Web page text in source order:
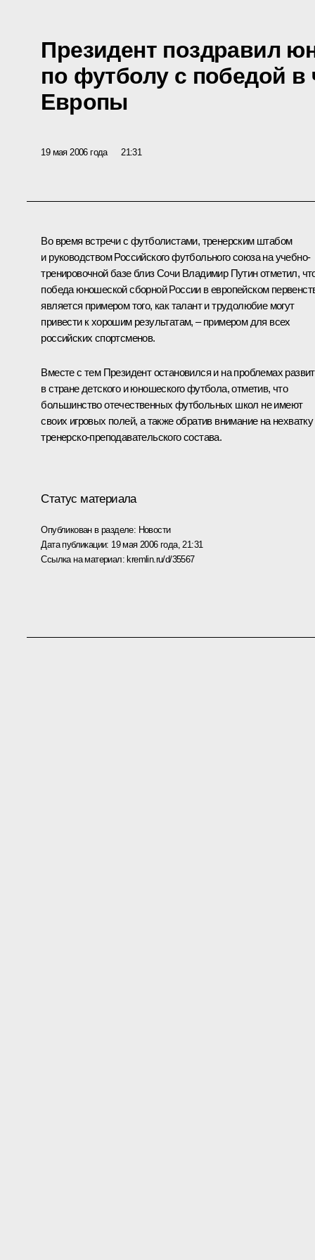
Президент поздравил
по футболу с победой в
Европы
19 мая 2006 года 21:31
Во время встречи с футболистами, тренерским штабом
и руководством Российского футбольного союза на учебно-
тренировочной базе близ Сочи Владимир Путин отметил,
победа юношеской сборной России в европейском
является примером того, как талант и трудолюбие могут
привести к хорошим результатам, – примером для всех
российских спортсменов.
Вместе с тем Президент остановился и на проблемах
в стране детского и юношеского футбола, отметив, что
большинство отечественных футбольных школ не имеют
своих игровых полей, а также обратив внимание на нехватку
тренерско-преподавательского состава.
Статус материала
Опубликован в разделе: Новости
Дата публикации: 19 мая 2006 года, 21:31
Ссылка на материал:kremlin.ru/d/35567